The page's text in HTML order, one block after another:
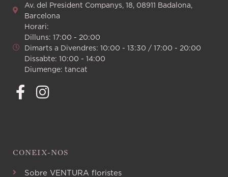
Av. del President Companys, 18, 08911 Badalona,
Barcelona
Horari:
Dilluns: 17:00 - 20:00
Dimarts a Divendres: 10:00 - 13:30 / 17:00 - 20:00
Dissabte: 10:00 - 14:00
Diumenge: tancat
CONEIX-NOS
Sobre VENTURA floristes